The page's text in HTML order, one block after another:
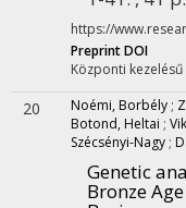
https://
Preprint DOI
Központi kezelésű
20 Noémi, Borbély ;
Botond, Heltai ;
Szécsényi-Nagy ;
Genetic
Bronze